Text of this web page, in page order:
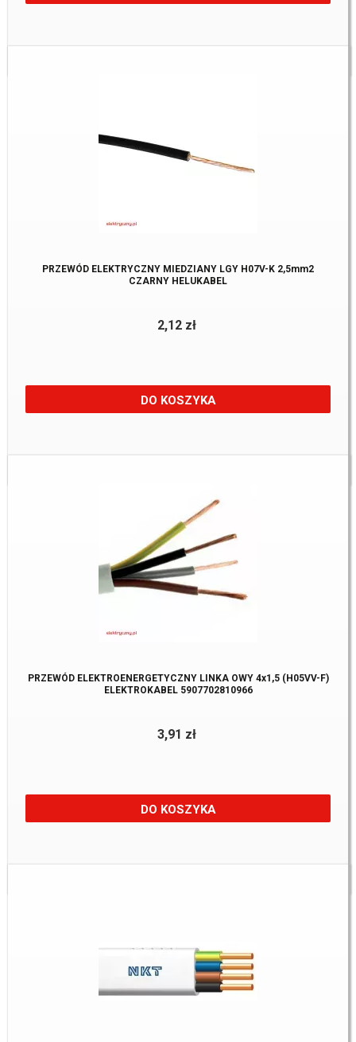
Dostępne:580 m.
PRZEWÓD ELEKTRYCZNY MIEDZIANY LGY H07V-K 2,5mm2
CZARNY HELUKABEL
2,12 zł
DO KOSZYKA
Dostępne:561 m.
PRZEWÓD ELEKTROENERGETYCZNY LINKA OWY 4x1,5 (H05VV-F)
ELEKTROKABEL 5907702810966
3,91 zł
DO KOSZYKA
Dostępne:534 m.